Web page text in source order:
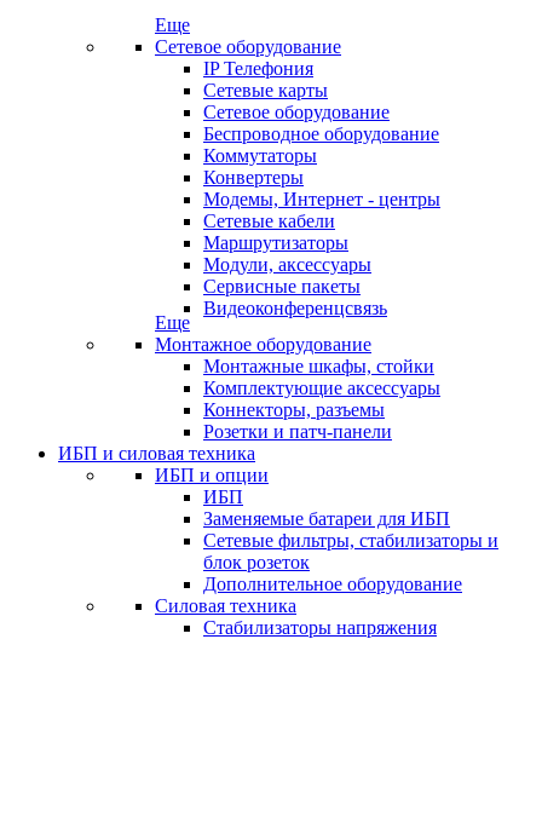
Еще
Сетевое оборудование
IP Телефония
Сетевые карты
Сетевое оборудование
Беспроводное оборудование
Коммутаторы
Конвертеры
Модемы, Интернет - центры
Сетевые кабели
Маршрутизаторы
Модули, аксессуары
Сервисные пакеты
Видеоконференцсвязь
Еще
Монтажное оборудование
Монтажные шкафы, стойки
Комплектующие аксессуары
Коннекторы, разъемы
Розетки и патч-панели
ИБП и силовая техника
ИБП и опции
ИБП
Заменяемые батареи для ИБП
Сетевые фильтры, стабилизаторы и
блок розеток
Дополнительное оборудование
Силовая техника
Стабилизаторы напряжения